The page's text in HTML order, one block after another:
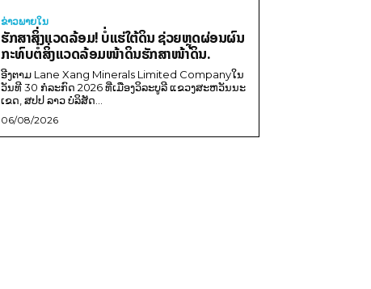
ຂ່າວພາຍ​ໃນ
ຮັກສາສິ່ງແວດລ້ອມ! ບໍ່ແຮ່ໃຕ້ດິນ ຊ່ວຍຫຼຸດຜ່ອນຜົນ
ກະທົບຕໍ່ສິ່ງແວດລ້ອມໜ້າດິນຮັກສາໜ້າດິນ.
ອີງຕາມ Lane Xang Minerals Limited Companyໃນ
ວັນທີ 30 ກໍລະກົດ 2026 ທີ່ເມືອງວິລະບູລີ ແຂວງສະຫວັນນະ
ເຂດ, ສປປ ລາວ ບໍລິສັດ...
06/08/2026